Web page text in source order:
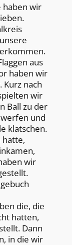
haben wir
aus
haben wir
Kurz nach
wir
Ball zu der
und
klatschen.
hatte,
wir
die, die
hatten,
Dann
in die wir